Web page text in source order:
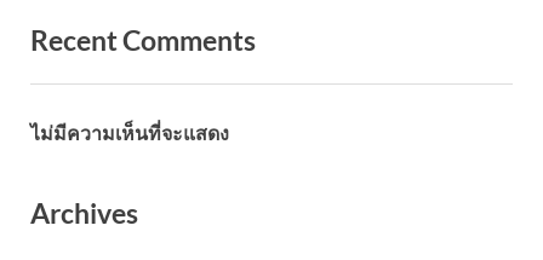
Recent Comments
ไม่มีความเห็นที่จะแสดง
Archives